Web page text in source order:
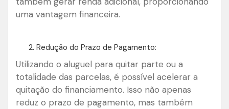
uma vantagem financeira.
Redução do Prazo de Pagamento:
Utilizando o aluguel para quitar parte ou a
totalidade das parcelas, é possível acelerar a
quitação do financiamento. Isso não apenas
reduz o prazo de pagamento, mas também